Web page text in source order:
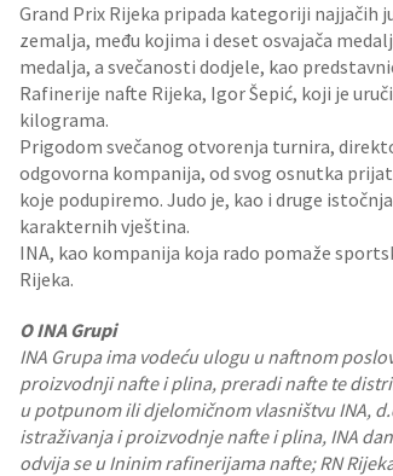
Grand Prix Rijeka pripada kategoriji najjačih
zemalja, među kojima i deset osvajača
medalja, a svečanosti dodjele, kao
Rafinerije nafte Rijeka, Igor Šepić, koji je
kilograma.
Prigodom svečanog otvorenja turnira,
odgovorna kompanija, od svog osnutka
koje podupiremo. Judo je, kao i druge
karakternih vještina.
INA, kao kompanija koja rado pomaže
Rijeka.
O INA Grupi
INA Grupa ima vodeću ulogu u naftnom
proizvodnji nafte i plina, preradi nafte te
u potpunom ili djelomičnom vlasništvu INA,
istraživanja i proizvodnje nafte i plina, INA
odvija se u Ininim rafinerijama nafte; RN